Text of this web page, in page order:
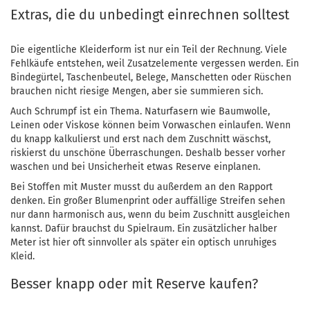
Extras, die du unbedingt einrechnen solltest
Die eigentliche Kleiderform ist nur ein Teil der Rechnung. Viele
Fehlkäufe entstehen, weil Zusatzelemente vergessen werden. Ein
Bindegürtel, Taschenbeutel, Belege, Manschetten oder Rüschen
brauchen nicht riesige Mengen, aber sie summieren sich.
Auch Schrumpf ist ein Thema. Naturfasern wie Baumwolle,
Leinen oder Viskose können beim Vorwaschen einlaufen. Wenn
du knapp kalkulierst und erst nach dem Zuschnitt wäschst,
riskierst du unschöne Überraschungen. Deshalb besser vorher
waschen und bei Unsicherheit etwas Reserve einplanen.
Bei Stoffen mit Muster musst du außerdem an den Rapport
denken. Ein großer Blumenprint oder auffällige Streifen sehen
nur dann harmonisch aus, wenn du beim Zuschnitt ausgleichen
kannst. Dafür brauchst du Spielraum. Ein zusätzlicher halber
Meter ist hier oft sinnvoller als später ein optisch unruhiges
Kleid.
Besser knapp oder mit Reserve kaufen?